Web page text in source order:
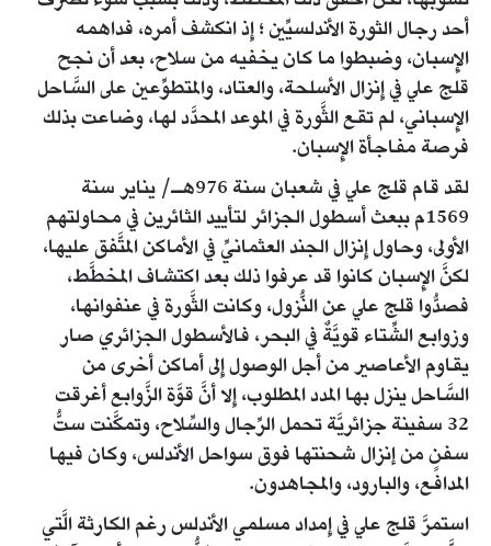
أحد رجال الثورة الأندلسيِّين ؛ إِذ انكشف أمره، فداهمه
الإِسبان، وضبطوا ما كان يخفيه من سلاح، بعد أن نجح
قلج علي في إِنزال الأسلحة، والعتاد، والمتطوِّعين على السَّاحل
الإِسباني، لم تقع الثَّورة في الموعد المحدَّد لها، وضاعت بذلك
فرصة مفاجأة الإِسبان.
لقد قام قلج علي في شعبان سنة 976هـ/ يناير سنة
1569م ببعث أسطول الجزائر لتأييد الثائرين في محاولتهم
الأولى، وحاول إِنزال الجند العثمانيِّ في الأماكن المتَّفق عليها،
لكنَّ الإِسبان كانوا قد عرفوا ذلك بعد اكتشاف المخطَّط،
فصدُّوا قلج علي عن النُّزول، وكانت الثَّورة في عنفوانها،
وزوابع الشِّتاء قويَّةٌ في البحر، فالأسطول الجزائري صار
يقاوم الأعاصير من أجل الوصول إِلى أماكن أخرى من
السَّاحل ينزل بها المدد المطلوب، إِلا أنَّ قوَّة الزَّوابع أغرقت
32 سفينة جزائريَّة تحمل الرِّجال والسِّلاح، وتمكَّنت ستُّ
سفنٍ من إنزال شحنتها فوق سواحل الأندلس، وكان فيها
المدافع، والبارود، والمجاهدون.
استمرَّ قلج علي في إِمداد مسلمي الأندلس رغم الكارثة الَّتي